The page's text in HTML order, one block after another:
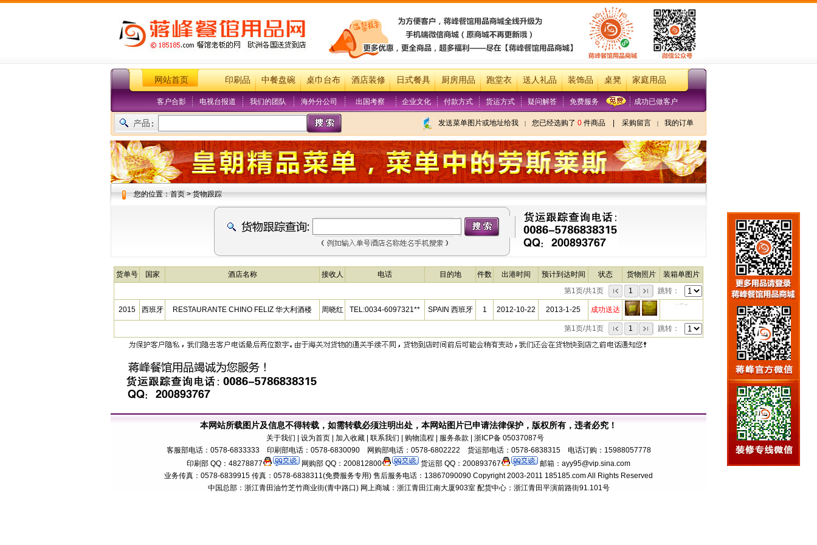
网站首页 印刷品 中餐盘碗 桌巾台布 酒店装修 日式餐具 厨房用品 跑堂衣 送人礼品 装饰品 桌凳 家庭用品
客户合影 电视台报道 我们的团队 海外分公司 出国考察 企业文化 付款方式 货运方式 疑问解答 免费服务 成功已做客户
发送菜单图片或地址给我 | 您已经选购了 0 件商品 采购留言 | 我的订单
您的位置：首页 > 货物跟踪
货单号 国家 酒店名称 接收人 电话 目的地 件数 出港时间 预计到达时间 状态 货物照片
装箱单图片
第1页/共1页
1 跳转：
2015 西班牙 RESTAURANTE CHINO FELIZ 华大利酒楼 周晓红 TEL:0034-6097321** SPAIN 西班牙 1 2012-10-22 2013-1-25 成功送达
第1页/共1页 1 跳转：
本网站所载图片及信息不得转载，如需转载必须注明出处，本网站图片已申请法律保护，版权所有，违者必究！
关于我们 | 设为首页 | 加入收藏 | 联系我们 | 购物流程 | 服务条款 | 浙ICP备 05037087号
客服部电话：0578-6833333 印刷部电话：0578-6830090 网购部电话：0578-6802222 货运部电话：0578-6838315 电话订购：15988057778
印刷部 QQ：48278877
网购部 QQ：200812800 货运部 QQ：200893767
邮箱：ayy95@vip.sina.com
业务传真：0578-6839915 传真：0578-6838311(免费服务专用) 售后服务电话：13867090090 Copyright 2003-2011 185185.com All Rights Reserved
中国总部：浙江青田油竹芝竹商业街(青中路口) 网上商城：浙江青田江南大厦903室 配货中心：浙江青田平演前路街91.101号